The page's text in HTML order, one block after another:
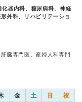
器内科、糖尿病科、神経
外科、リハビリテーショ
臓専門医、産婦人科専門
金 土 日 祝